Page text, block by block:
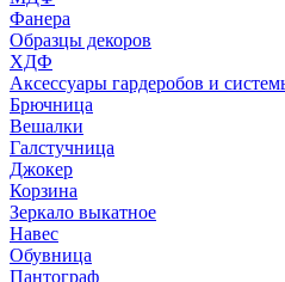
Фанера
Образцы декоров
ХДФ
Аксессуары гардеробов и
Брючница
Вешалки
Галстучница
Джокер
Корзина
Зеркало выкатное
Навес
Обувница
Пантограф